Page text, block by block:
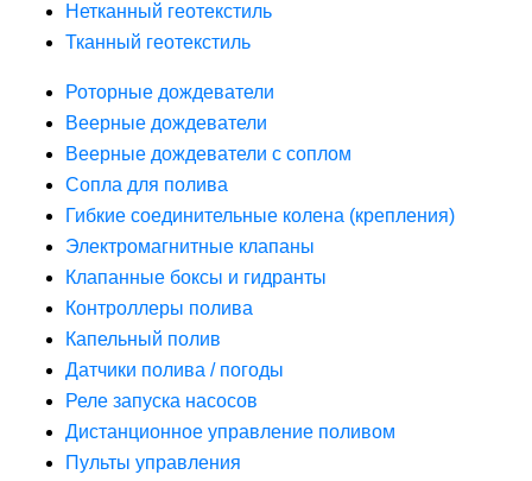
Нетканный геотекстиль
Тканный геотекстиль
Роторные дождеватели
Веерные дождеватели
Веерные дождеватели с соплом
Сопла для полива
Гибкие соединительные колена (крепления)
Электромагнитные клапаны
Клапанные боксы и гидранты
Контроллеры полива
Капельный полив
Датчики полива / погоды
Реле запуска насосов
Дистанционное управление поливом
Пульты управления